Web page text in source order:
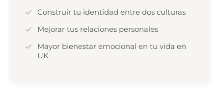
Construir tu identidad entre dos culturas
Mejorar tus relaciones personales
Mayor bienestar emocional en tu vida en
UK